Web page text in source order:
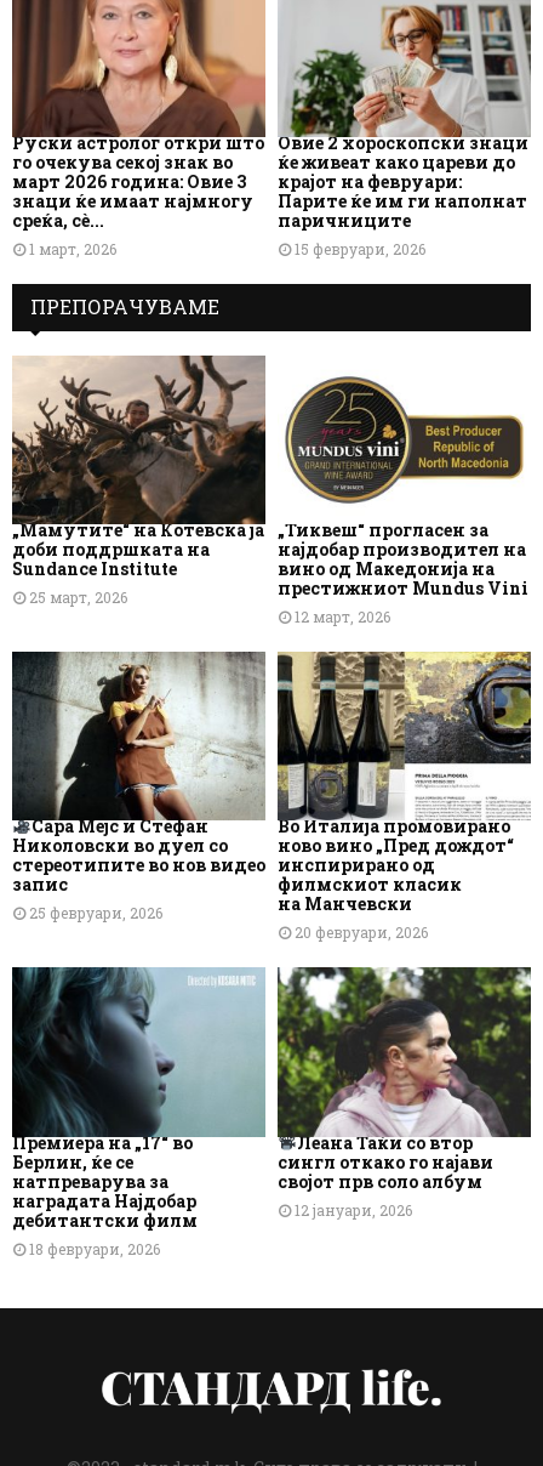
Руски астролог откри што
го очекува секој знак во
март 2026 година: Овие 3
знаци ќе имаат најмногу
среќа, сè...
1 март, 2026
Овие 2 хороскопски знаци
ќе живеат како цареви до
крајот на февруари:
Парите ќе им ги наполнат
паричниците
15 февруари, 2026
ПРЕПОРАЧУВАМЕ
„Мамутите“ на Котевска ја
доби поддршката на
Sundance Institute
25 март, 2026
„Тиквеш“ прогласен за
најдобар производител на
вино од Македонија на
престижниот Mundus Vini
12 март, 2026
Сара Мејс и Стефан
Николовски во дуел со
стереотипите во нов видео
запис
25 февруари, 2026
Во Италија промовирано
ново вино „Пред дождот“
инспирирано од
филмскиот класик
на Манчевски
20 февруари, 2026
Премиера на „17“ во
Берлин, ќе се
натпреварува за
наградата Најдобар
дебитантски филм
18 февруари, 2026
Леана Таќи со втор
сингл откако го најави
својот прв соло албум
12 јануари, 2026